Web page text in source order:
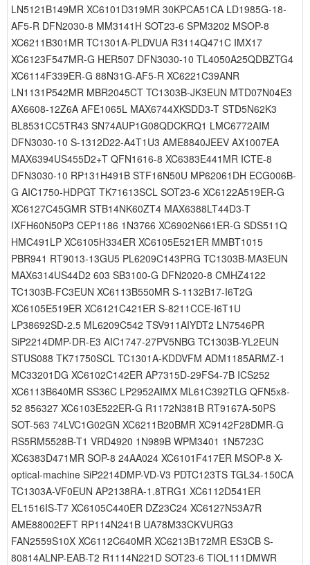
LN5121B149MR XC6101D319MR 30KPCA51CA LD1985G-18-
AF5-R DFN2030-8 MM3141H SOT23-6 SPM3202 MSOP-8
XC6211B301MR TC1301A-PLDVUA R3114Q471C IMX17
XC6123F547MR-G HER507 DFN3030-10 TL4050A25QDBZTG4
XC6114F339ER-G 88N31G-AF5-R XC6221C39ANR
LN1131P542MR MBR2045CT TC1303B-JK3EUN MTD07N04E3
AX6608-12Z6A AFE1065L MAX6744XKSDD3-T STD5N62K3
BL8531CC5TR43 SN74AUP1G08QDCKRQ1 LMC6772AIM
DFN3030-10 S-1312D22-A4T1U3 AME8840JEEV AX1007EA
MAX6394US455D2+T QFN1616-8 XC6383E441MR ICTE-8
DFN3030-10 RP131H491B STF16N50U MP62061DH ECG006B-
G AIC1750-HDPGT TK71613SCL SOT23-6 XC6122A519ER-G
XC6127C45GMR STB14NK60ZT4 MAX6388LT44D3-T
IXFH60N50P3 CEP1186 1N3766 XC6902N661ER-G SDS511Q
HMC491LP XC6105H334ER XC6105E521ER MMBT1015
PBR941 RT9013-13GU5 PL6209C143PRG TC1303B-MA3EUN
MAX6314US44D2 603 SB3100-G DFN2020-8 CMHZ4122
TC1303B-FC3EUN XC6113B550MR S-1132B17-I6T2G
XC6105E519ER XC6121C421ER S-8211CCE-I6T1U
LP38692SD-2.5 ML6209C542 TSV911AIYDT2 LN7546PR
SiP2214DMP-DR-E3 AIC1747-27PV5NBG TC1303B-YL2EUN
STUS088 TK71750SCL TC1301A-KDDVFM ADM1185ARMZ-1
MC33201DG XC6102C142ER AP7315D-29FS4-7B ICS252
XC6113B640MR SS36C LP2952AIMX ML61C392TLG QFN5x8-
52 856327 XC6103E522ER-G R1172N381B RT9167A-50PS
SOT-563 74LVC1G02GN XC6211B20BMR XC9142F28DMR-G
RS5RM5528B-T1 VRD4920 1N989B WPM3401 1N5723C
XC6383D471MR SOP-8 24AA024 XC6101F417ER MSOP-8 X-
optical-machine SiP2214DMP-VD-V3 PDTC123TS TGL34-150CA
TC1303A-VF0EUN AP2138RA-1.8TRG1 XC6112D541ER
EL1516IS-T7 XC6105C440ER DZ23C24 XC6127N53A7R
AME88002EFT RP114N241B UA78M33CKVURG3
FAN2559S10X XC6112C640MR XC6213B172MR ES3CB S-
80814ALNP-EAB-T2 R1114N221D SOT23-6 TIOL111DMWR